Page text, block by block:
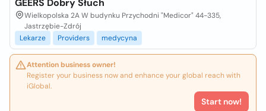
GEERS Dobry Słuch
Wielkopolska 2A W budynku Przychodni "Medicor" 44-335,
Jastrzębie-Zdrój
Lekarze
Providers medycyna
Attention business owner!
Register your business now and enhance your global reach with
iGlobal.
Start now!